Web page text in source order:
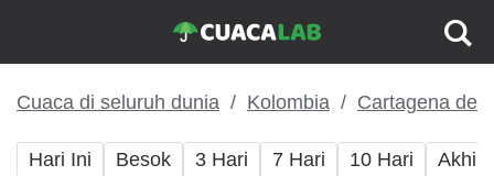
Cuaca di seluruh dunia Kolombia Cartagena de
Hari Ini Besok 3 Hari 7 Hari 10 Hari Akhir